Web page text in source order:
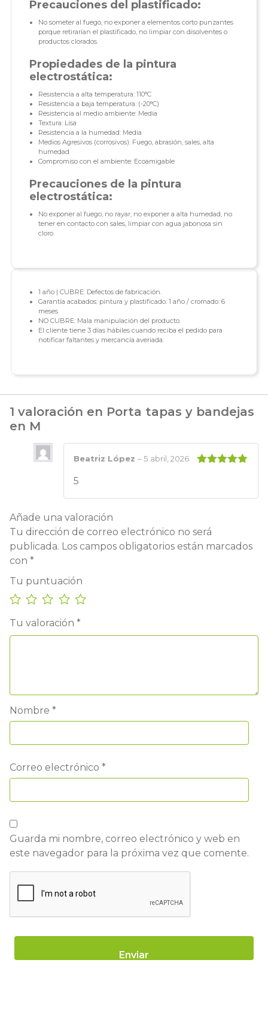
Precauciones del plastificado:
No someter al fuego, no exponer a elementos corto punzantes
porque retirarían el plastificado, no limpiar con disolventes o
productos clorados.
Propiedades de la pintura
electrostática:
Resistencia a alta temperatura: 110°C
Resistencia a baja temperatura: (-20°C)
Resistencia al medio ambiente: Media
Textura: Lisa
Resistencia a la humedad: Media
Medios Agresivos (corrosivos): Fuego, abrasión, sales, alta
humedad
Compromiso con el ambiente: Ecoamigable
Precauciones de la pintura
electrostática:
No exponer al fuego, no rayar, no exponer a alta humedad, no
tener en contacto con sales, limpiar con agua jabonosa sin
cloro.
1 año | CUBRE: Defectos de fabricación.
Garantía acabados: pintura y plastificado: 1 año / cromado: 6
meses
NO CUBRE: Mala manipulación del producto.
El cliente tiene 3 días hábiles cuando reciba el pedido para
notificar faltantes y mercancía averiada.
1 valoración en Porta tapas y bandejas
en M
Beatriz López –5 abril, 2026
5
Añade una valoración
Tu dirección de correo electrónico no será
publicada. Los campos obligatorios están marcados
con *
Tu puntuación
Tu valoración *
Nombre *
Correo electrónico *
Guarda mi nombre, correo electrónico y web en
este navegador para la próxima vez que comente.